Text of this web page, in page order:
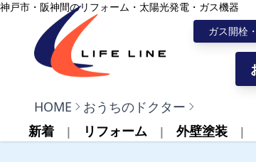
内容をスキップ
神戸市・阪神間のリフォーム・太陽光発電・ガス機器
ガス開栓
株式会社ライフライン
HOME
おうちのドクター
新着
リフォーム 外壁塗装